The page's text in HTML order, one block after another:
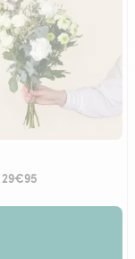
29€95